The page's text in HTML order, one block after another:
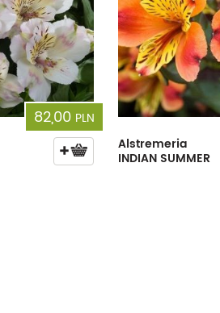
82,00 PLN
Alstremeria
INDIAN SUMMER